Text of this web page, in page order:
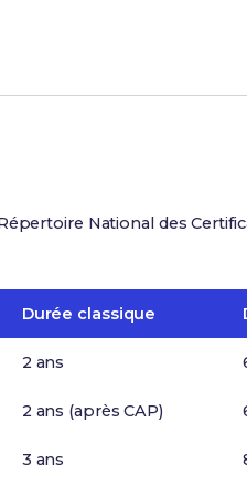
National des
Durée classique
2 ans
2 ans (après CAP)
3 ans